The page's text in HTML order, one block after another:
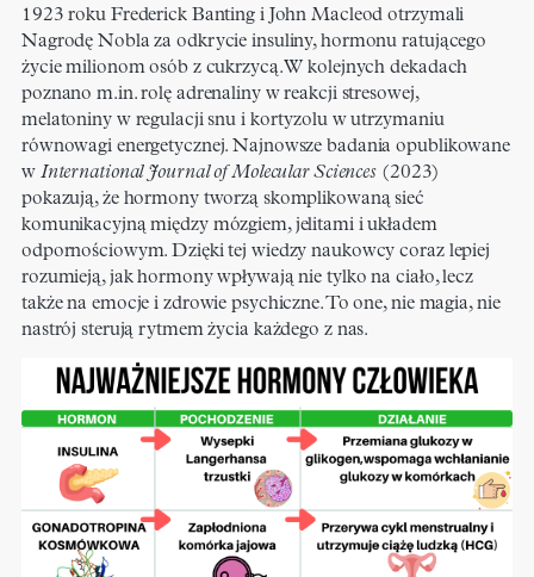
1923 roku Frederick Banting i John Macleod otrzymali
Nagrodę Nobla za odkrycie insuliny, hormonu ratującego
życie milionom osób z cukrzycą. W kolejnych dekadach
poznano m.in. rolę adrenaliny w reakcji stresowej,
melatoniny w regulacji snu i kortyzolu w utrzymaniu
równowagi energetycznej. Najnowsze badania opublikowane
w International Journal of Molecular Sciences (2023)
pokazują, że hormony tworzą skomplikowaną sieć
komunikacyjną między mózgiem, jelitami i układem
odpornościowym. Dzięki tej wiedzy naukowcy coraz lepiej
rozumieją, jak hormony wpływają nie tylko na ciało, lecz
także na emocje i zdrowie psychiczne. To one, nie magia, nie
nastrój sterują rytmem życia każdego z nas.